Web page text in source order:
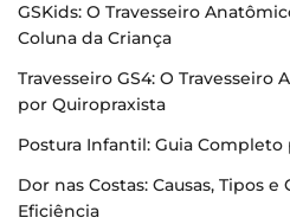
GSKids: O Travesseiro
Coluna da Criança
Travesseiro GS4: O
por Quiropraxista
Postura Infantil: Guia Completo
Dor nas Costas: Causas, Tipos
Eficiência